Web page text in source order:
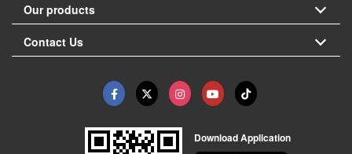
Our products
Contact Us
Download Application